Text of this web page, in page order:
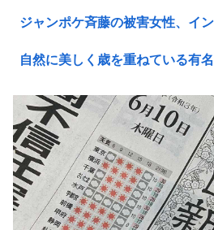
ジャンポケ斉藤の被害女性、イ
自然に美しく歳を重ねている有